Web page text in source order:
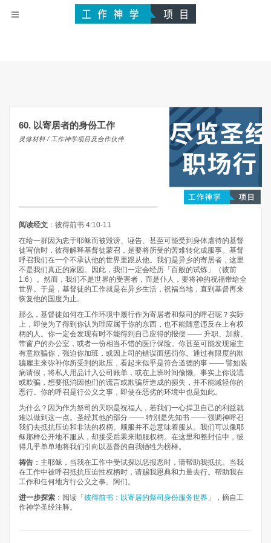
60. 以寄居者的身份工作
灵修材料 / 工作神学项目及合作伙伴
阅读经文 ：彼得前书 4:10-11
在给一群因为忠于耶稣而被毁谤、诬告、甚至可能受到身体虐待的基督
徒写信时，彼得解释基督徒蒙召，是要将所受的苦难转化成服事。基督
呼召我们在一个不承认他的世界里跟从他。我们是异乡的寄居者，这里
不是我们真正的家园。因此，我们一定会经历「百般的试炼」（彼前
1:6）。然而，我们不是世界的受害者，而是仆人，要将神的祝福带给全
世界。于是，基督徒的工作就是在异乡生活，祝福当地，直到基督再来
恢复他的国度为止。
那么，基督徒如何在工作环境中履行作为寄居者和祭司的呼召呢？实际
上，即使为了得到你认为理应属于你的东西，也不能随意违反在上有权
柄的人。你一定会发现有时不能得到自己应得的报偿 —— 升职、加薪、
带窗户的办公室，或者一份相当不错的医疗保险。你甚至可能发现雇主
有意欺骗你，强迫你加班，或因上司的错误而惩罚你。通过有限度的欺
骗雇主来弥补你所受到的欺压，看起来似乎是符合道德的事 —— 譬如装
病请假，将私人用品计入公司账单，或在上班时间偷懒。事实上你说谎
或欺骗，想要抵消因他们的谎言或欺骗所造成的损失，并不能减轻你的
恶行。你的呼召是行公义之事，即使在恶劣的环境中也是如此。
为什么？因为作为祭司的天职是祝福人，若我们一心捍卫自己的利益就
难以做到这一点。圣经其他的部分 —— 特别是先知书 —— 强调神呼召
我们去抵抗压迫和非法的权柄。顺服并不总意味着服从。我们可以像耶
稣那样公开地不服从，却接受后果来顺服权柄。在这里和整封信中，彼
得几乎单单地将我们引向以基督的自我牺牲为榜样。
祷告 ：主耶稣，当我在工作中受试探以恶报恶时，请帮助我抵抗。当我
在工作中被呼召抵抗压迫性权柄时，请赐我恩典和力量去行。帮助我在
工作和任何地方行公义之事。阿们。
进一步探索 ：阅读「 彼得前书：以寄居的祭司身份服务世界 」，摘自工
作神学圣经注释。